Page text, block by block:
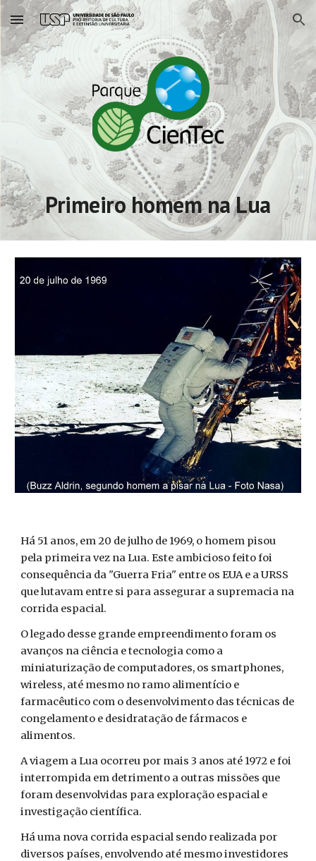
Skip to main content Skip to navigation
Primeiro homem na Lua
Há 51 anos, em 20 de julho de 1969, o homem pisou
pela primeira vez na Lua. Este ambicioso feito foi
consequência da "Guerra Fria" entre os EUA e a URSS
que lutavam entre si para assegurar a supremacia na
corrida espacial.
O legado desse grande empreendimento foram os
avanços na ciência e tecnologia como a
miniaturização de computadores, os smartphones,
wireless, até mesmo no ramo alimentício e
farmacêutico com o desenvolvimento das técnicas de
congelamento e desidratação de fármacos e
alimentos.
A viagem a Lua ocorreu por mais 3 anos até 1972 e foi
interrompida em detrimento a outras missões que
foram desenvolvidas para exploração espacial e
investigação científica.
Há uma nova corrida espacial sendo realizada por
diversos países, envolvendo até mesmo investidores